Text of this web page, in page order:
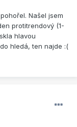
Našel jsem
protitrendový (1-
hlavou
hledá, ten najde :(